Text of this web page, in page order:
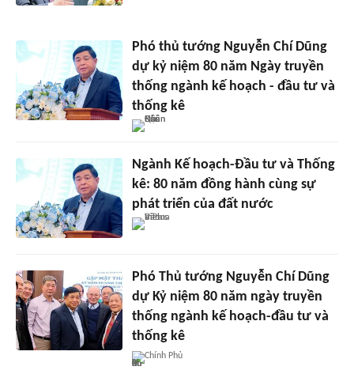
Phó thủ tướng Nguyễn Chí Dũng
dự kỷ niệm 80 năm Ngày truyền
thống ngành kế hoạch - đầu tư và
thống kê
Ngành Kế hoạch-Đầu tư và Thống
kê: 80 năm đồng hành cùng sự
phát triển của đất nước
Phó Thủ tướng Nguyễn Chí Dũng
dự Kỷ niệm 80 năm ngày truyền
thống ngành kế hoạch-đầu tư và
thống kê
Chính Phủ